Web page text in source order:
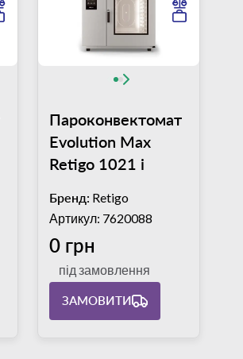
Пароконвектомат
Evolution Max
Retigo 1021 i
Бренд: Retigo
Артикул: 7620088
0 грн
під замовлення
ЗАМОВИТИ